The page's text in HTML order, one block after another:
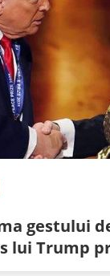
gestului
lui Trump